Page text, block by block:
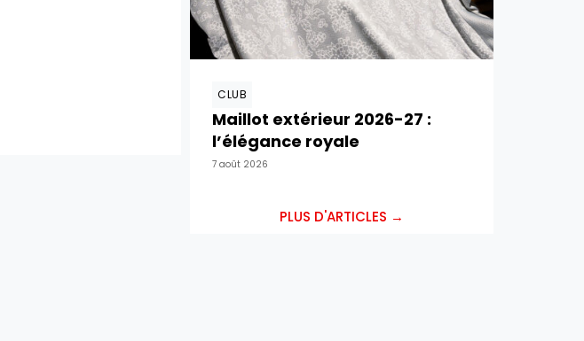
CLUB
Maillot extérieur 2026-27 :
l’élégance royale
7 août 2026
PLUS D'ARTICLES →